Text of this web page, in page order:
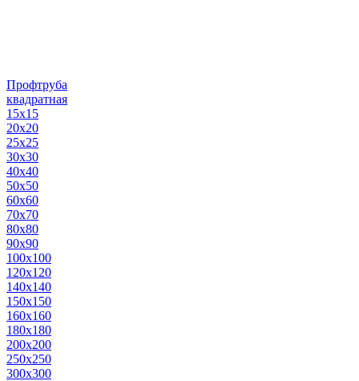
Профтруба
квадратная
15х15
20х20
25х25
30х30
40х40
50х50
60х60
70х70
80х80
90х90
100х100
120х120
140х140
150х150
160х160
180х180
200х200
250х250
300х300